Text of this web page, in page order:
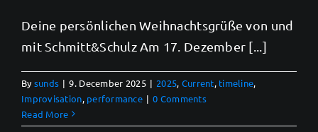
Deine persönlichen Weihnachtsgrüße von und
mit Schmitt&Schulz Am 17. Dezember [...]
Bysunds | 9. December 2025 | 2025, Current, timeline,
Improvisation, performance | 0 Comments
Read More